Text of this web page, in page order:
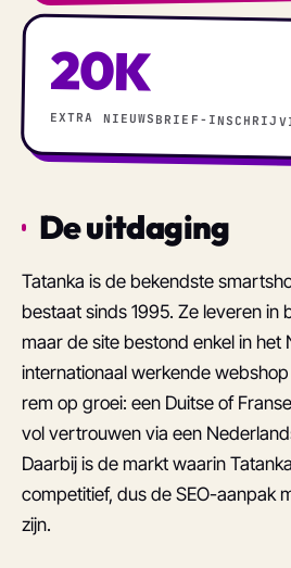
20K
EXTRA NIEUWSBRIEF-
De uitdaging
Tatanka is de bekendste
bestaat sinds 1995. Ze leveren in
maar de site bestond enkel in het
internationaal werkende
rem op groei: een Duitse of
vol vertrouwen via een
Daarbij is de markt waarin
competitief, dus de SEO-aanpak
zijn.